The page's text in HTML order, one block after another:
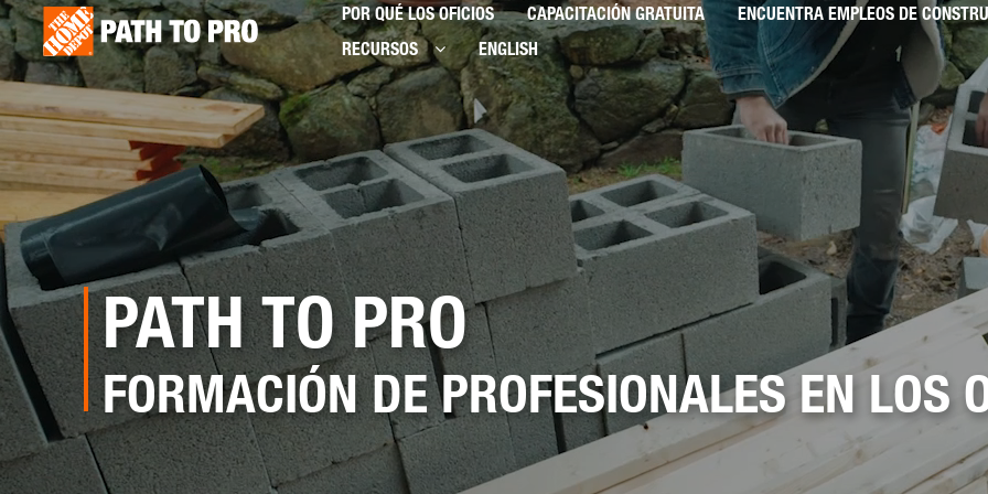
Skip
to
main
content
Sitemap POR QUÉ LOS OFICIOS CAPACITACIÓN GRATUITA ENCUENTRA EMPLEOS DE
RECURSOS ENGLISH
PATH TO PRO
FORMACIÓN DE PROFESIONALES EN LOS